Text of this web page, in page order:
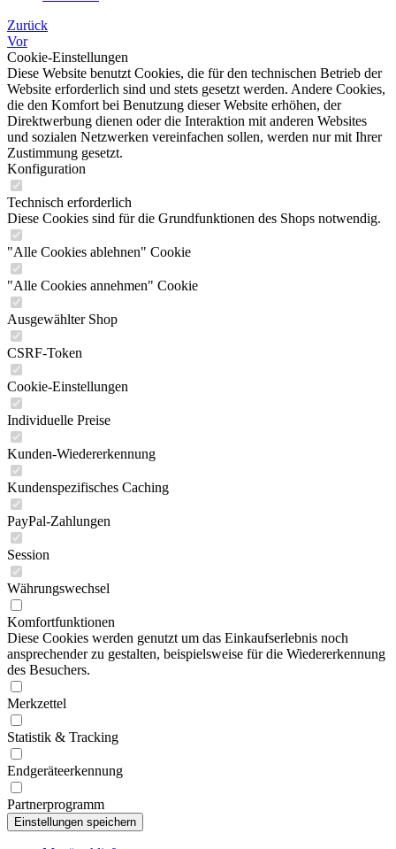
Zurück
Vor
Cookie-Einstellungen
Diese Website benutzt Cookies, die für den technischen Betrieb der
Website erforderlich sind und stets gesetzt werden. Andere Cookies,
die den Komfort bei Benutzung dieser Website erhöhen, der
Direktwerbung dienen oder die Interaktion mit anderen Websites
und sozialen Netzwerken vereinfachen sollen, werden nur mit Ihrer
Zustimmung gesetzt.
Konfiguration
Technisch erforderlich
Diese Cookies sind für die Grundfunktionen des Shops notwendig.
"Alle Cookies ablehnen" Cookie
"Alle Cookies annehmen" Cookie
Ausgewählter Shop
CSRF-Token
Cookie-Einstellungen
Individuelle Preise
Kunden-Wiedererkennung
Kundenspezifisches Caching
PayPal-Zahlungen
Session
Währungswechsel
Komfortfunktionen
Diese Cookies werden genutzt um das Einkaufserlebnis noch
ansprechender zu gestalten, beispielsweise für die Wiedererkennung
des Besuchers.
Merkzettel
Statistik & Tracking
Endgeräteerkennung
Partnerprogramm